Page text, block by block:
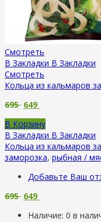
Смотреть
В Закладки В Закладки
Смотреть
Кольца из кальмаров
695 649
В Корзину
В Закладки В Закладки
Кольца из кальмаров
заморозка, рыбная /
Добавьте Ваш
695 649
Наличие: 0 в